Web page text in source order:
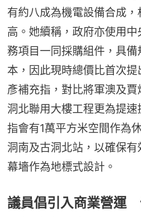
有約八成為機電設備合成
高。她續稱，政府亦使用
務項目一同採購組件，具
本，因此現時總價比首次
彥補充指，對比將軍澳及
洞北聯用大樓工程更為提
指會有1萬平方米空間作為
洞南及古洞北站，以確保
幕墻作為地標式設計。
議員倡引入商業營運